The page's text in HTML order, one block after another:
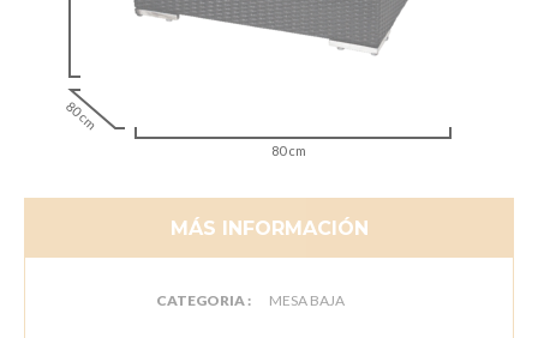
80 cm
80 cm
MÁS INFORMACIÓN
CATEGORIA : MESA BAJA